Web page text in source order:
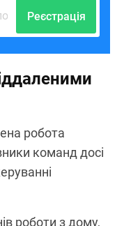
Реєстрація
робота
команд досі
роботи з дому,